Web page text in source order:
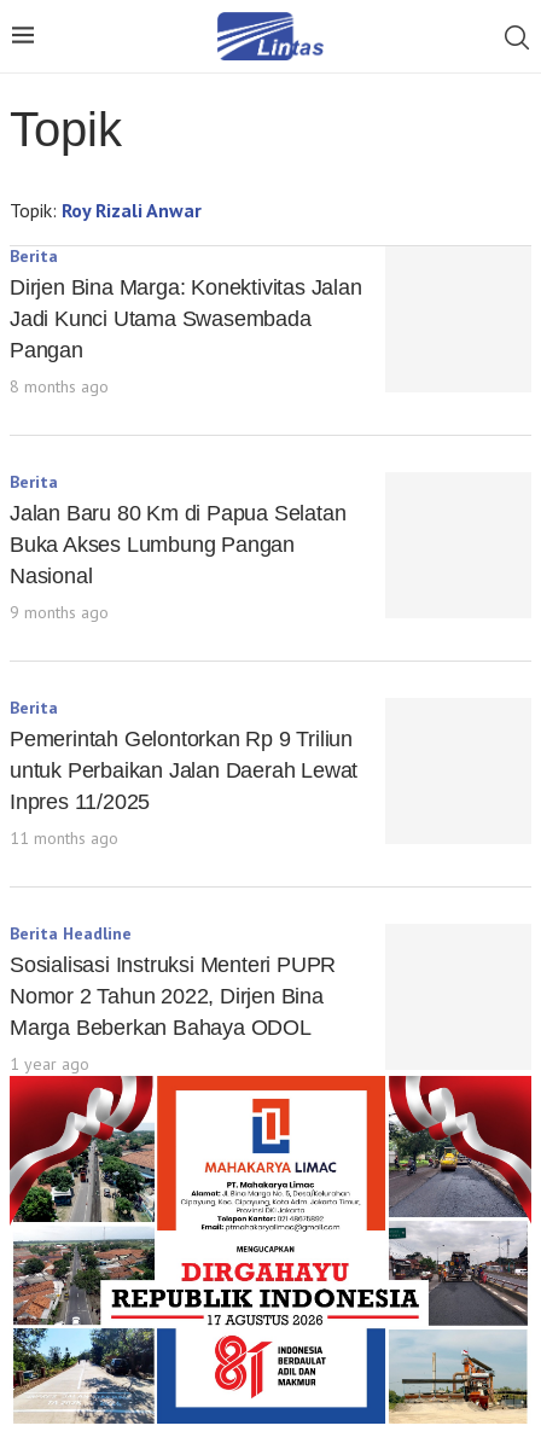
Topik
Topik: Roy Rizali Anwar
Berita
Dirjen Bina Marga: Konektivitas Jalan
Jadi Kunci Utama Swasembada
Pangan
8 months ago
Berita
Jalan Baru 80 Km di Papua Selatan
Buka Akses Lumbung Pangan
Nasional
9 months ago
Berita
Pemerintah Gelontorkan Rp 9 Triliun
untuk Perbaikan Jalan Daerah Lewat
Inpres 11/2025
11 months ago
Berita Headline
Sosialisasi Instruksi Menteri PUPR
Nomor 2 Tahun 2022, Dirjen Bina
Marga Beberkan Bahaya ODOL
1 year ago